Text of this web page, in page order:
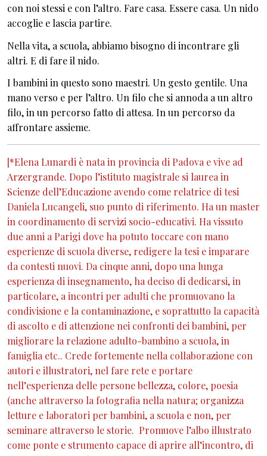
con noi stessi e con l’altro. Fare casa. Essere casa. Un nido
accoglie e lascia partire.
Nella vita, a scuola, abbiamo bisogno di incontrare gli
altri. E di fare il nido.
I bambini in questo sono maestri. Un gesto gentile. Una
mano verso e per l’altro. Un filo che si annoda a un altro
filo, in un percorso fatto di attesa. In un percorso da
affrontare assieme.
[*Elena Lunardi è nata in provincia di Padova e vive ad
Arzergrande. Dopo l’istituto magistrale si laurea in
Scienze dell’Educazione avendo come relatrice di tesi
Daniela Lucangeli, suo punto di riferimento. Ha un master
in coordinamento di servizi socio-educativi. Ha vissuto
due anni a Parigi dove ha potuto toccare con mano
esperienze di scuola diverse, redigere la tesi e imparare
da contesti nuovi. Da cinque anni, dopo una lunga
esperienza di insegnamento, ha deciso di dedicarsi, in
particolare, a incontri per adulti che promuovano la
condivisione e la contaminazione, e soprattutto la capacità
di ascolto e di attenzione nei confronti dei bambini, per
migliorare la relazione adulto-bambino a scuola, in
famiglia etc.. Crede fortemente nella collaborazione con
autori e illustratori, nel fare rete e portare
nell’esperienza delle persone bellezza, colore, poesia
(anche attraverso la fotografia nella natura; organizza
letture e laboratori per bambini, a scuola e non, per
seminare attraverso le storie. Promuove l’albo illustrato
come ponte e strumento capace di aprire all’incontro, di